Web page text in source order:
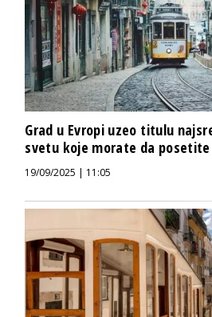
Grad u Evropi uzeo titulu
svetu koje morate da posetite
19/09/2025 | 11:05